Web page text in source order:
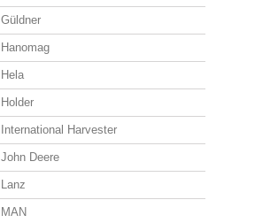
Güldner
Hanomag
Hela
Holder
International Harvester
John Deere
Lanz
MAN